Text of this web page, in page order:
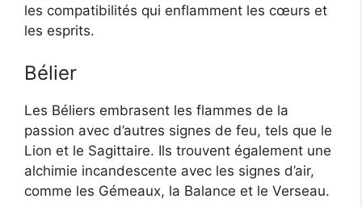
les compatibilités qui enflamment les cœurs et
les esprits.
Bélier
Les Béliers embrasent les flammes de la
passion avec d’autres signes de feu, tels que le
Lion et le Sagittaire. Ils trouvent également une
alchimie incandescente avec les signes d’air,
comme les Gémeaux, la Balance et le Verseau.